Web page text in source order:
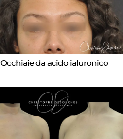
Occhiaie da acido ialuronico